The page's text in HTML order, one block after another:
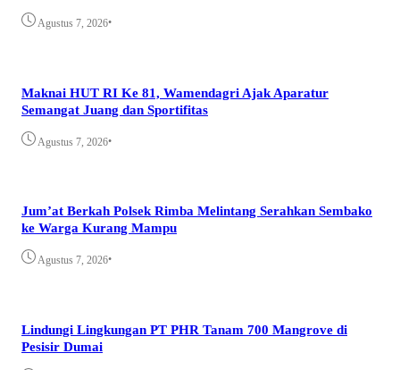
Agustus 7, 2026•
Maknai HUT RI Ke 81, Wamendagri Ajak Aparatur
Semangat Juang dan Sportifitas
Agustus 7, 2026•
Jum’at Berkah Polsek Rimba Melintang Serahkan Sembako
ke Warga Kurang Mampu
Agustus 7, 2026•
Lindungi Lingkungan PT PHR Tanam 700 Mangrove di
Pesisir Dumai